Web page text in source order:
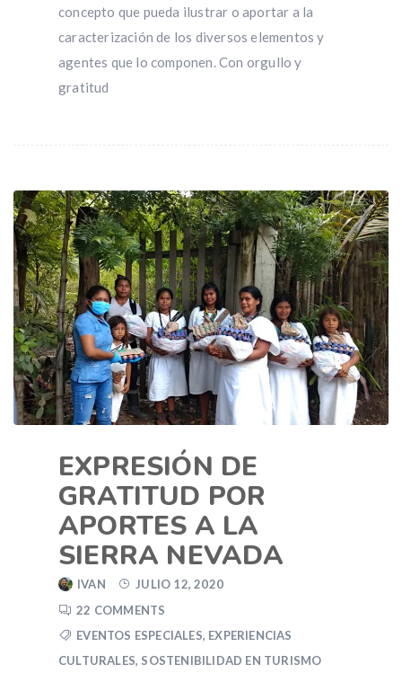
concepto que pueda ilustrar o aportar a la
caracterización de los diversos elementos y
agentes que lo componen. Con orgullo y
gratitud
EXPRESIÓN DE
GRATITUD POR
APORTES A LA
SIERRA NEVADA
IVAN
JULIO 12, 2020
22 COMMENTS
EVENTOS ESPECIALES, EXPERIENCIAS
CULTURALES, SOSTENIBILIDAD EN TURISMO